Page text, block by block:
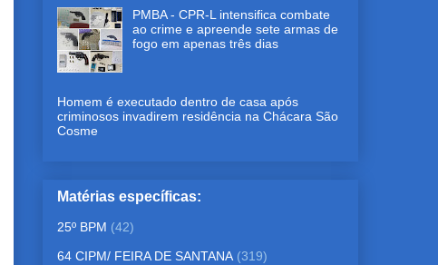
PMBA - CPR-L intensifica combate
ao crime e apreende sete armas de
fogo em apenas três dias
Homem é executado dentro de casa após
criminosos invadirem residência na Chácara São
Cosme
Matérias específicas:
25º BPM (42)
64 CIPM/ FEIRA DE SANTANA (319)